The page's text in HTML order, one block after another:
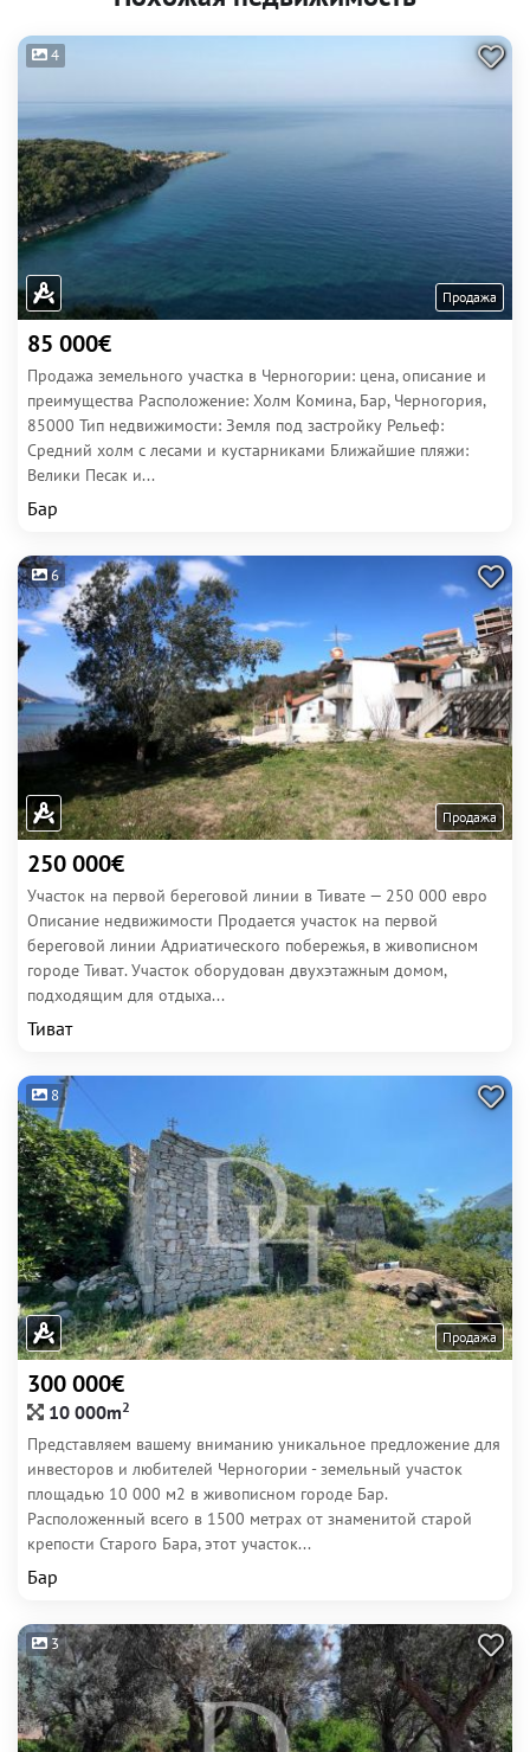
4
Продажа
85 000€
Продажа земельного участка в Черногории: цена, описание и
преимущества Расположение: Холм Комина, Бар, Черногория,
85000 Тип недвижимости: Земля под застройку Рельеф:
Средний холм с лесами и кустарниками Ближайшие пляжи:
Велики Песак и...
Бар
6
Продажа
250 000€
Участок на первой береговой линии в Тивате — 250 000 евро
Описание недвижимости Продается участок на первой
береговой линии Адриатического побережья, в живописном
городе Тиват. Участок оборудован двухэтажным домом,
подходящим для отдыха...
Тиват
8
Продажа
300 000€
10 000m2
Представляем вашему вниманию уникальное предложение для
инвесторов и любителей Черногории - земельный участок
площадью 10 000 м2 в живописном городе Бар.
Расположенный всего в 1500 метрах от знаменитой старой
крепости Старого Бара, этот участок...
Бар
3